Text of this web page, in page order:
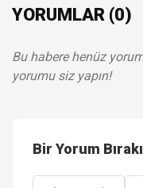
YORUMLAR (0)
Bu habere henüz
yorumu siz yapın!
Bir Yorum